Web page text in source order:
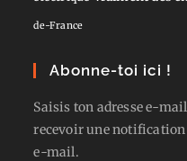
de-France
Abonne-toi ici !
Saisis ton adresse e-
recevoir une notification
e-mail.